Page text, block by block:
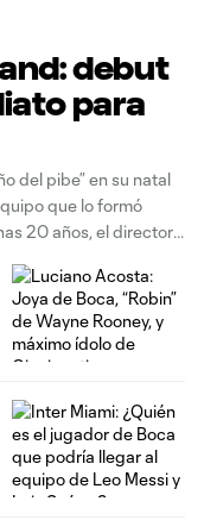
debut
para
del pibe” en su natal
que lo formó
20 años, el director